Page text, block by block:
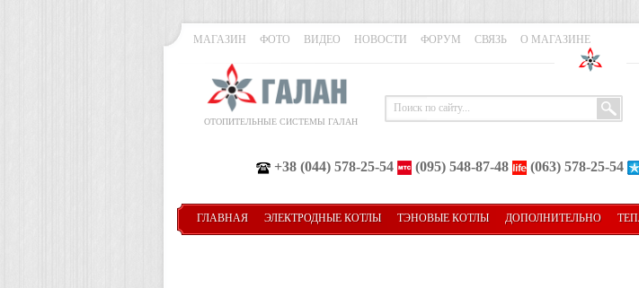
МАГАЗИН ФОТО ВИДЕО НОВОСТИ ФОРУМ СВЯЗЬ О МАГАЗИНЕ
ОТОПИТЕЛЬНЫЕ СИСТЕМЫ ГАЛАН
+38 (044) 578-25-54 (095) 548-87-48 (063) 578-25-54
ГЛАВНАЯ ЭЛЕКТРОДНЫЕ КОТЛЫ ТЭНОВЫЕ КОТЛЫ ДОПОЛНИТЕЛЬНО